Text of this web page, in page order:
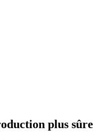
plus sûre